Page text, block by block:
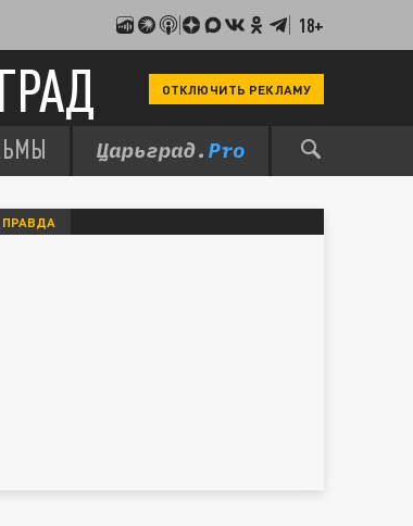
18+
ОТКЛЮЧИТЬ РЕКЛАМУ
ПРАВДА